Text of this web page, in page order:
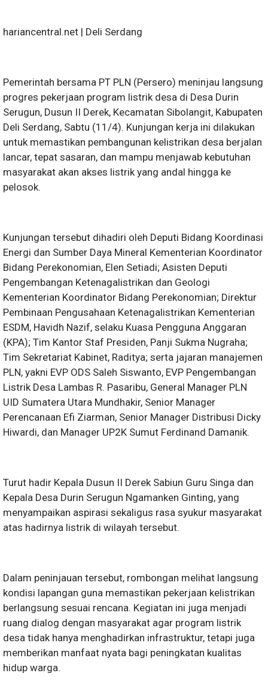
hariancentral.net | Deli Serdang
Pemerintah bersama PT PLN (Persero) meninjau langsung
progres pekerjaan program listrik desa di Desa Durin
Serugun, Dusun II Derek, Kecamatan Sibolangit, Kabupaten
Deli Serdang, Sabtu (11/4). Kunjungan kerja ini dilakukan
untuk memastikan pembangunan kelistrikan desa berjalan
lancar, tepat sasaran, dan mampu menjawab kebutuhan
masyarakat akan akses listrik yang andal hingga ke
pelosok.
Kunjungan tersebut dihadiri oleh Deputi Bidang Koordinasi
Energi dan Sumber Daya Mineral Kementerian Koordinator
Bidang Perekonomian, Elen Setiadi; Asisten Deputi
Pengembangan Ketenagalistrikan dan Geologi
Kementerian Koordinator Bidang Perekonomian; Direktur
Pembinaan Pengusahaan Ketenagalistrikan Kementerian
ESDM, Havidh Nazif, selaku Kuasa Pengguna Anggaran
(KPA); Tim Kantor Staf Presiden, Panji Sukma Nugraha;
Tim Sekretariat Kabinet, Raditya; serta jajaran manajemen
PLN, yakni EVP ODS Saleh Siswanto, EVP Pengembangan
Listrik Desa Lambas R. Pasaribu, General Manager PLN
UID Sumatera Utara Mundhakir, Senior Manager
Perencanaan Efi Ziarman, Senior Manager Distribusi Dicky
Hiwardi, dan Manager UP2K Sumut Ferdinand Damanik.
Turut hadir Kepala Dusun II Derek Sabiun Guru Singa dan
Kepala Desa Durin Serugun Ngamanken Ginting, yang
menyampaikan aspirasi sekaligus rasa syukur masyarakat
atas hadirnya listrik di wilayah tersebut.
Dalam peninjauan tersebut, rombongan melihat langsung
kondisi lapangan guna memastikan pekerjaan kelistrikan
berlangsung sesuai rencana. Kegiatan ini juga menjadi
ruang dialog dengan masyarakat agar program listrik
desa tidak hanya menghadirkan infrastruktur, tetapi juga
memberikan manfaat nyata bagi peningkatan kualitas
hidup warga.